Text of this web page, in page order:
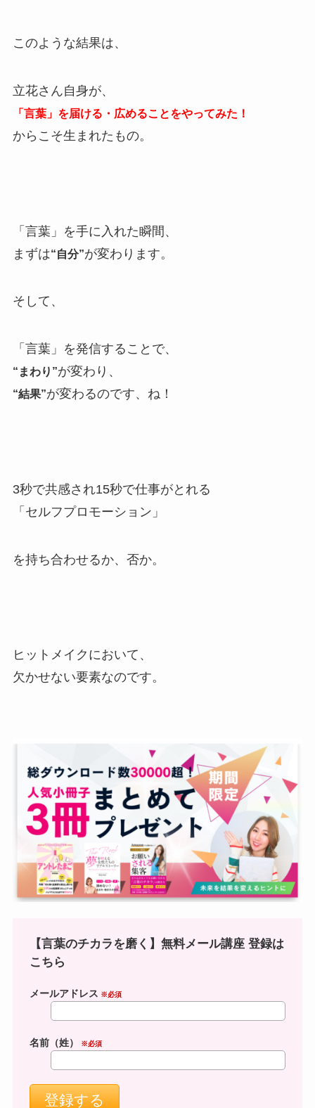
このような結果は、
立花さん自身が、
「言葉」を届ける・広めることをやってみた！
からこそ生まれたもの。
「言葉」を手に入れた瞬間、
まずは“自分”が変わります。
そして、
「言葉」を発信することで、
“まわり”が変わり、
“結果”が変わるのです、ね！
3秒で共感され15秒で仕事がとれる
「セルフプロモーション」
を持ち合わせるか、否か。
ヒットメイクにおいて、
欠かせない要素なのです。
【言葉のチカラを磨く】無料メール講座 登録は
こちら
メールアドレス ※必須
名前（姓） ※必須